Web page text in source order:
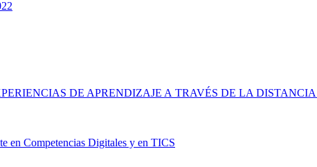
DE APRENDIZAJE A TRAVÉS DE LA DISTANCIA
en Competencias Digitales y en TICS